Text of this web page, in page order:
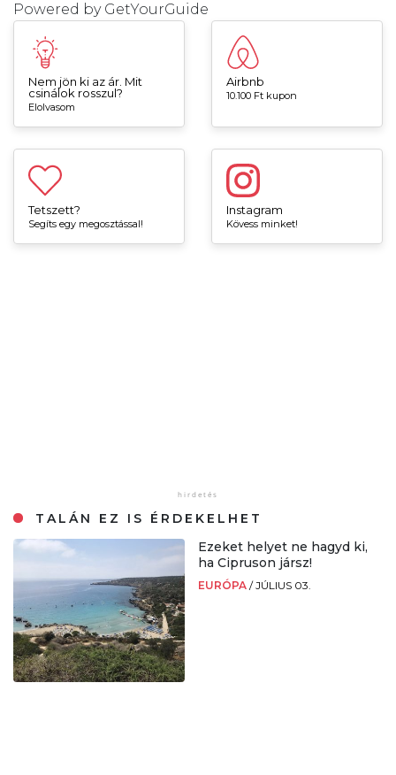
Powered by GetYourGuide
Nem jön ki az ár. Mit
csinálok rosszul?
Elolvasom
Airbnb
10.100 Ft kupon
Tetszett?
Segíts egy megosztással!
Instagram
Kövess minket!
TALÁN EZ IS ÉRDEKELHET
Ezeket helyet ne hagyd ki,
ha Cipruson jársz!
EURÓPA /JÚLIUS 03.